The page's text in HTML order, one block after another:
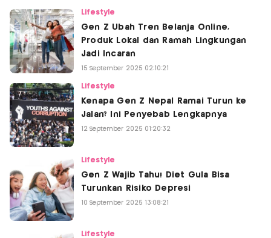
Lifestyle
Gen Z Ubah Tren Belanja Online,
Produk Lokal dan Ramah Lingkungan
Jadi Incaran
15 September 2025 02:10:21
Lifestyle
Kenapa Gen Z Nepal Ramai Turun ke
Jalan? Ini Penyebab Lengkapnya
12 September 2025 01:20:32
Lifestyle
Gen Z Wajib Tahu! Diet Gula Bisa
Turunkan Risiko Depresi
10 September 2025 13:08:21
Lifestyle